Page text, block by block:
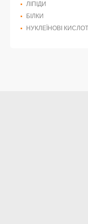
ЛІПІДИ
БІЛКИ
НУКЛЕЇНОВІ